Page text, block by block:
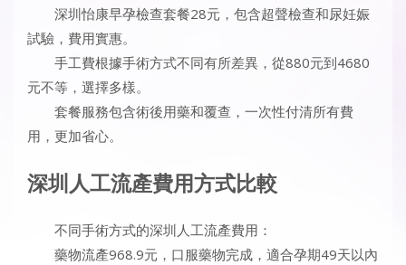
深圳怡康早孕檢查套餐28元，包含超聲檢查和尿妊娠
試驗，費用實惠。
手工費根據手術方式不同有所差異，從880元到4680
元不等，選擇多樣。
套餐服務包含術後用藥和覆查，一次性付清所有費
用，更加省心。
深圳人工流產費用方式比較
不同手術方式的深圳人工流產費用：
藥物流產968.9元，口服藥物完成，適合孕期49天以內